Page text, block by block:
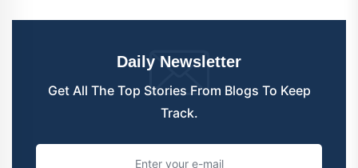
Daily Newsletter
Get All The Top Stories From Blogs To Keep
Track.